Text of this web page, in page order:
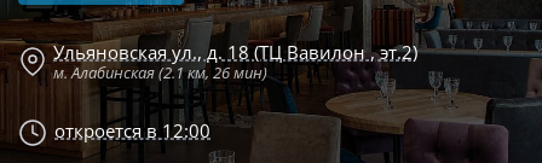
Ульяновская ул., д. 18 (ТЦ Вавилон , эт.2)
м. Алабинская (2.1 км, 26 мин)
откроется в 12:00